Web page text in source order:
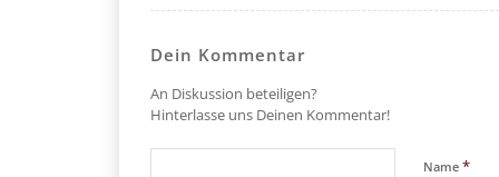
Dein Kommentar
An Diskussion beteiligen?
Hinterlasse uns Deinen Kommentar!
Name*